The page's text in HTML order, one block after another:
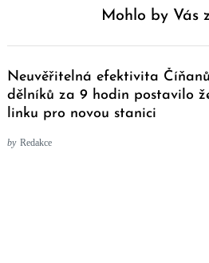
Mohlo by Vás
Neuvěřitelná efektivita
dělníků za 9 hodin postavilo
linku pro novou stanici
by Redakce